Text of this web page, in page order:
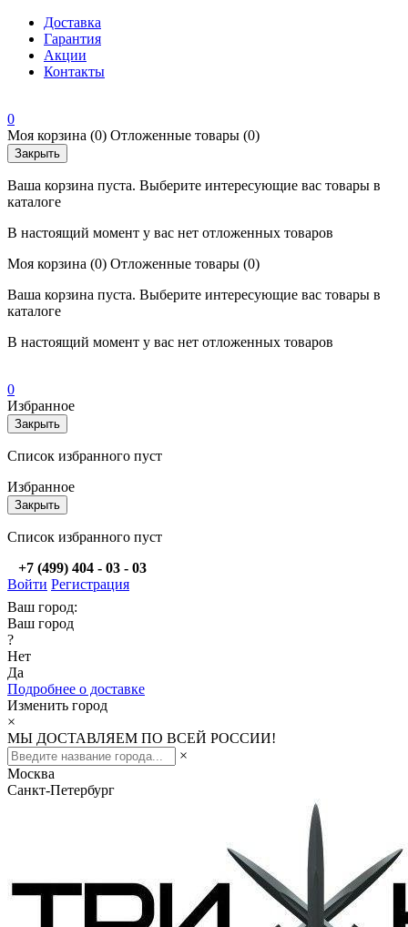
Доставка
Гарантия
Акции
Контакты
0
Моя корзина (0) Отложенные товары (0)
Закрыть
Ваша корзина пуста. Выберите интересующие вас товары в
каталоге
В настоящий момент у вас нет отложенных товаров
Моя корзина (0) Отложенные товары (0)
Ваша корзина пуста. Выберите интересующие вас товары в
каталоге
В настоящий момент у вас нет отложенных товаров
0
Избранное
Закрыть
Список избранного пуст
Избранное
Закрыть
Список избранного пуст
+7 (499) 404 - 03 - 03
Войти Регистрация
Ваш город:
Ваш город
?
Нет
Да
Подробнее о доставке
Изменить город
×
МЫ ДОСТАВЛЯЕМ ПО ВСЕЙ РОССИИ!
×
Москва
Санкт-Петербург